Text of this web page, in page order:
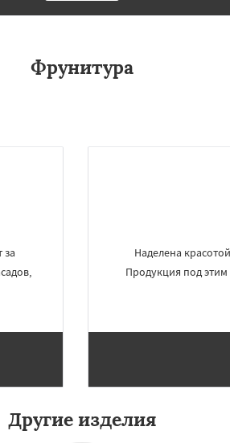
Фрунитура
за
Наделена
Продукция под
Другие изделия